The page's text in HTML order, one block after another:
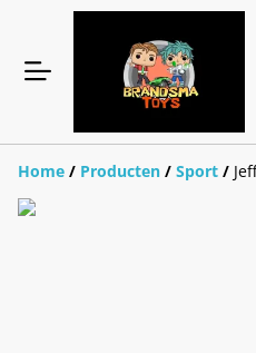
Home / Producten / Sport /